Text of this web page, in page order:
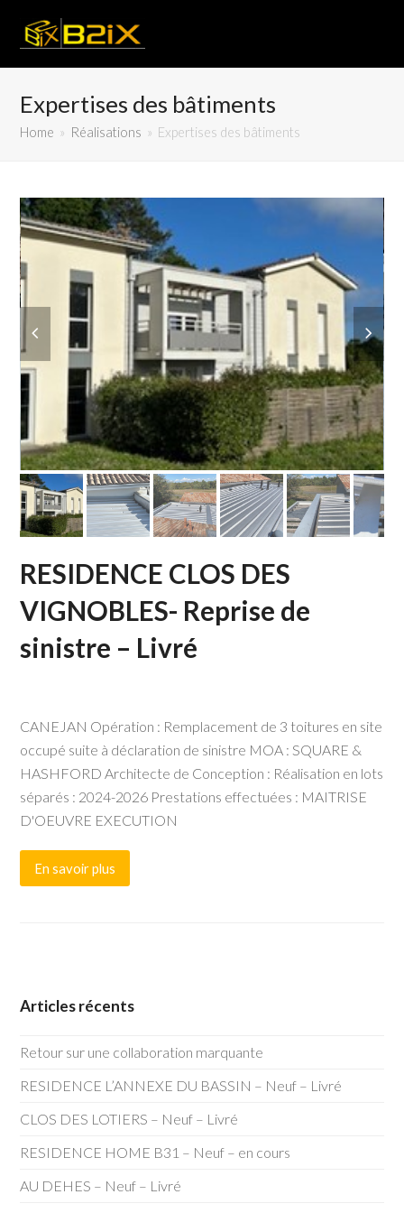
Expertises des bâtiments
Home » Réalisations » Expertises des bâtiments
RESIDENCE CLOS DES
VIGNOBLES- Reprise de
sinistre – Livré
CANEJAN Opération : Remplacement de 3 toitures en site
occupé suite à déclaration de sinistre MOA : SQUARE &
HASHFORD Architecte de Conception : Réalisation en lots
séparés : 2024-2026 Prestations effectuées : MAITRISE
D'OEUVRE EXECUTION
En savoir plus
Articles récents
Retour sur une collaboration marquante
RESIDENCE L’ANNEXE DU BASSIN – Neuf – Livré
CLOS DES LOTIERS – Neuf – Livré
RESIDENCE HOME B31 – Neuf – en cours
AU DEHES – Neuf – Livré